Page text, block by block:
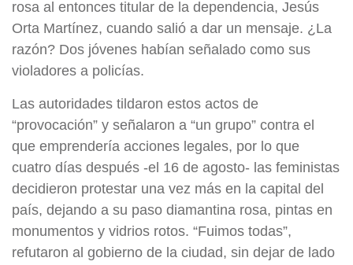
rosa al entonces titular de la dependencia, Jesús
Orta Martínez, cuando salió a dar un mensaje. ¿La
razón? Dos jóvenes habían señalado como sus
violadores a policías.
Las autoridades tildaron estos actos de
“provocación” y señalaron a “un grupo” contra el
que emprendería acciones legales, por lo que
cuatro días después -el 16 de agosto- las feministas
decidieron protestar una vez más en la capital del
país, dejando a su paso diamantina rosa, pintas en
monumentos y vidrios rotos. “Fuimos todas”,
refutaron al gobierno de la ciudad, sin dejar de lado